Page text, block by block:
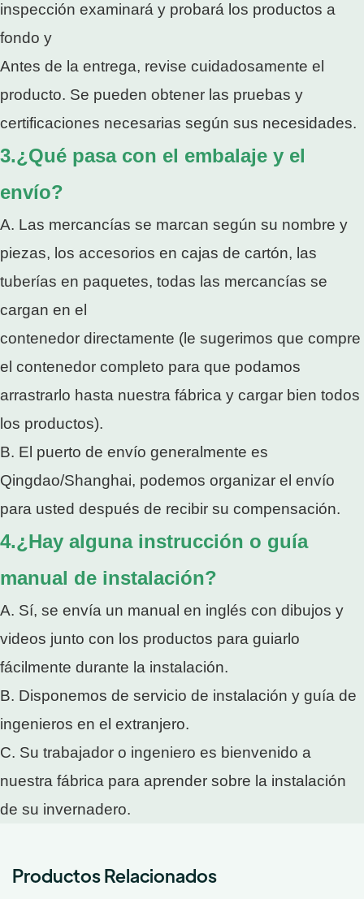
inspección examinará y probará los productos a
fondo y
Antes de la entrega, revise cuidadosamente el
producto. Se pueden obtener las pruebas y
certificaciones necesarias según sus necesidades.
3.¿Qué pasa con el embalaje y el
envío?
A. Las mercancías se marcan según su nombre y
piezas, los accesorios en cajas de cartón, las
tuberías en paquetes, todas las mercancías se
cargan en el
contenedor directamente (le sugerimos que compre
el contenedor completo para que podamos
arrastrarlo hasta nuestra fábrica y cargar bien todos
los productos).
B. El puerto de envío generalmente es
Qingdao/Shanghai, podemos organizar el envío
para usted después de recibir su compensación.
4.¿Hay alguna instrucción o guía
manual de instalación?
A. Sí, se envía un manual en inglés con dibujos y
videos junto con los productos para guiarlo
fácilmente durante la instalación.
B. Disponemos de servicio de instalación y guía de
ingenieros en el extranjero.
C. Su trabajador o ingeniero es bienvenido a
nuestra fábrica para aprender sobre la instalación
de su invernadero.
Productos Relacionados